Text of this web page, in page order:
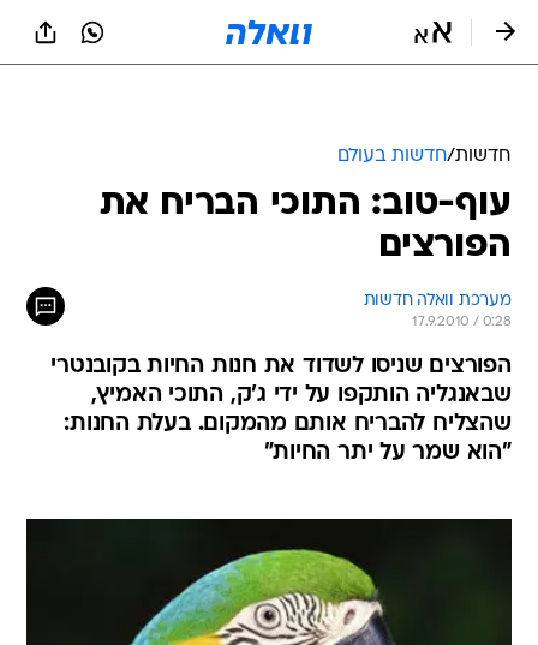
חדשות/חדשות בעולם
עוף-טוב: התוכי הבריח את
הפורצים
מערכת וואלה חדשות
17.9.2010 / 0:28
הפורצים שניסו לשדוד את חנות החיות בקובנטרי
שבאנגליה הותקפו על ידי ג'ק, התוכי האמיץ,
שהצליח להבריח אותם מהמקום. בעלת החנות:
"הוא שמר על יתר החיות"